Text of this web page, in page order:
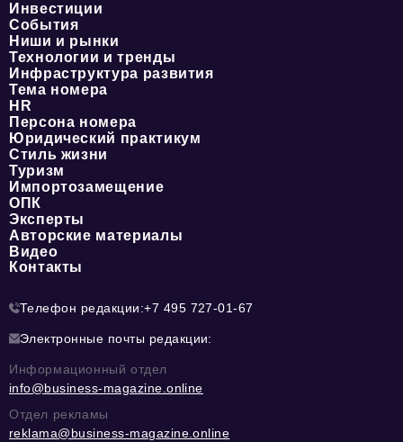
Инвестиции
События
Ниши и рынки
Технологии и тренды
Инфраструктура развития
Тема номера
HR
Персона номера
Юридический практикум
Стиль жизни
Туризм
Импортозамещение
ОПК
Эксперты
Авторские материалы
Видео
Контакты
Телефон редакции:+7 495 727-01-67
Электронные почты редакции:
Информационный отдел
info@business-magazine.online
Отдел рекламы
reklama@business-magazine.online